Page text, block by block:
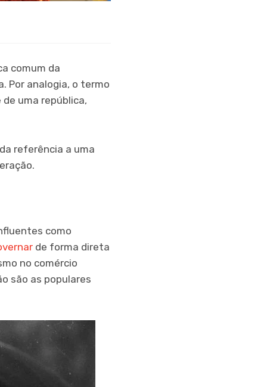
comum da
Por analogia, o termo
uma república,
referência a uma
como
de forma direta
no comércio
são as populares